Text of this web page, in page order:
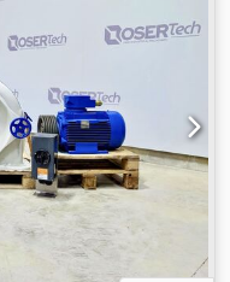
schnellhärtenden
Kalk: 1,5
10
Die Maschinenstruktur
Tankkörper und
(neu),
eine neue, moderne
installiert.